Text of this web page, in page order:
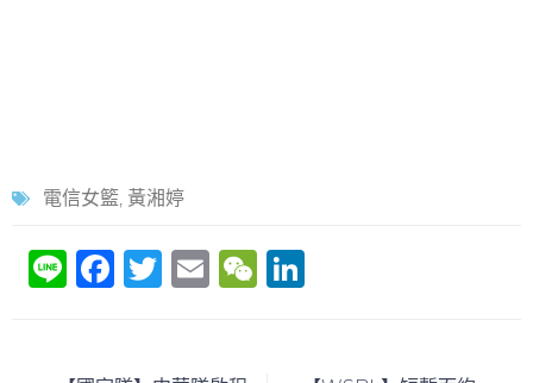
電信女籃 黃湘婷
Li F
T
E
W